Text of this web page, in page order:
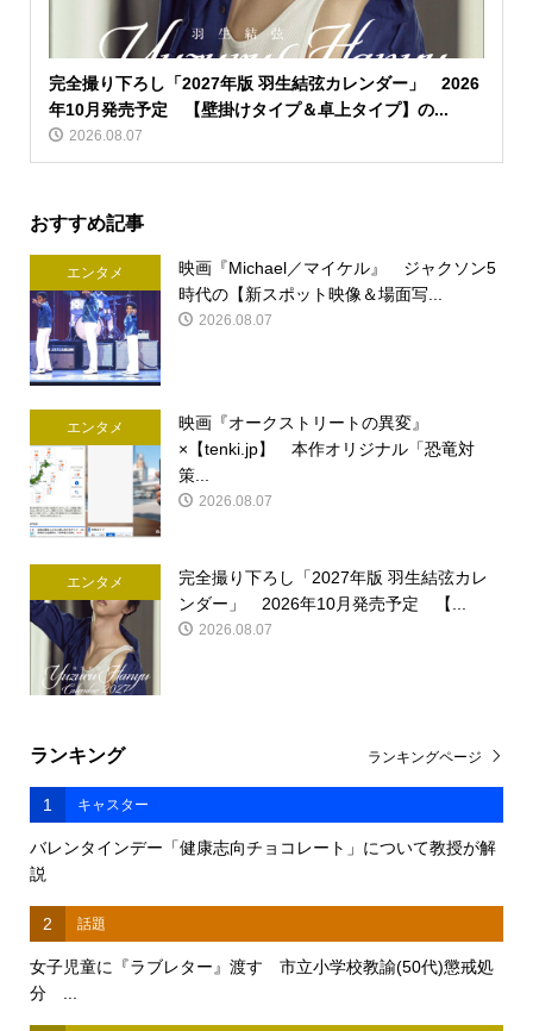
完全撮り下ろし「2027年版 羽生結弦カレンダー」 2026
年10月発売予定 【壁掛けタイプ＆卓上タイプ】の...
2026.08.07
おすすめ記事
エンタメ
映画『Michael／マイケル』 ジャクソン5
時代の【新スポット映像＆場面写...
2026.08.07
エンタメ
映画『オークストリートの異変』
×【tenki.jp】 本作オリジナル「恐竜対
策...
2026.08.07
エンタメ
完全撮り下ろし「2027年版 羽生結弦カレ
ンダー」 2026年10月発売予定 【...
2026.08.07
ランキング
1 キャスター
バレンタインデー「健康志向チョコレート」について教授が解
説
2 話題
女子児童に『ラブレター』渡す 市立小学校教諭(50代)懲戒処
分 ...
ランキングページ